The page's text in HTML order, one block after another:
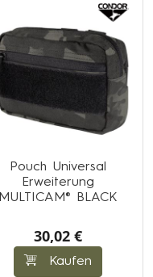
Pouch Universal
Erweiterung
MULTICAM® BLACK
30,02 €
Kaufen